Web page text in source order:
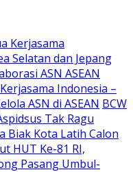
Kerjasama
Selatan dan Jepang
ASN ASEAN
Indonesia –
ASN di ASEAN BCW
Tak Ragu
Biak Kota Latih Calon
HUT Ke-81 RI,
Pasang Umbul-